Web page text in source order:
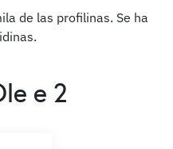
de las profilinas. Se ha
e 2